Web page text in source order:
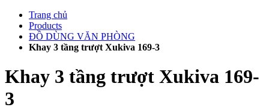
Chuyển
phần
Trang chủ
Products
ĐỒ DÙNG VĂN PHÒNG
Khay 3 tầng trượt Xukiva 169-3
Khay 3 tầng trượt Xukiva 169-
3